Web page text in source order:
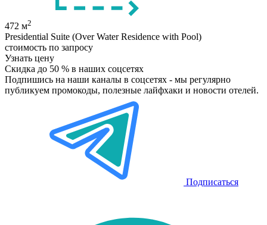
472 м2
Presidential Suite (Over Water Residence with Pool)
стоимость по запросу
Узнать цену
Скидка до 50 % в наших соцсетях
Подпишись на наши каналы в соцсетях - мы регулярно
публикуем промокоды, полезные лайфхаки и новости отелей.
Подписаться